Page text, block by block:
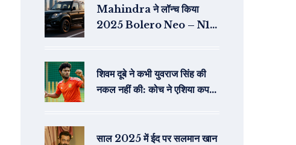
Mahindra ने लॉन्च किया
2025 Bolero Neo – N11
शिवम दूबे ने कभी युवराज सिंह की
नकल नहीं की: कोच ने एशिया कप
साल 2025 में ईद पर सलमान खान